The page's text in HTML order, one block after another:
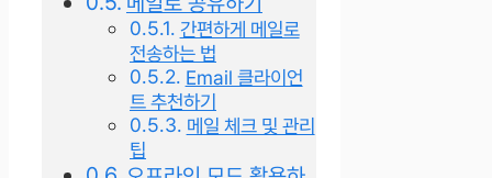
간편하게 메일로
전송하는 법
Email 클라이언
트 추천하기
메일 체크 및 관리
팁